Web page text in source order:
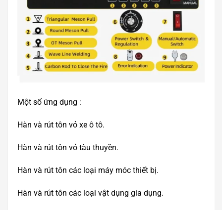
Một số ứng dụng :
Hàn và rút tôn vỏ xe ô tô.
Hàn và rút tôn vỏ tàu thuyền.
Hàn và rút tôn các loại máy móc thiết bị.
Hàn và rút tôn các loại vật dụng gia dụng.